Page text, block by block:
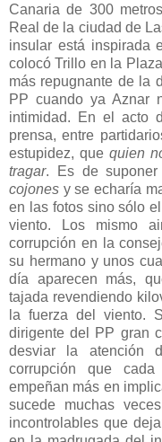
Canaria de 300 metros
Real de la ciudad de
insular está inspirada
colocó Trillo en la Plaza
más repugnante de la
PP cuando ya Aznar
intimidad. En el acto
prensa, entre
estupidez, que quien
tragar. Es de suponer
cojones y se echaría
en las fotos sino sólo
viento. Los mismo
corrupción en la
su hermano y unos
día aparecen más,
tajada revendiendo
la fuerza del viento.
dirigente del PP gran
desviar la atención
corrupción que
empeñan más en
sucede muchas
incontrolables que